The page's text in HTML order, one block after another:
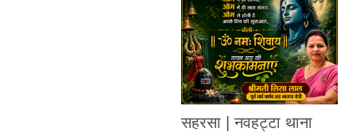
सहरसा | नवहट्टा थाना